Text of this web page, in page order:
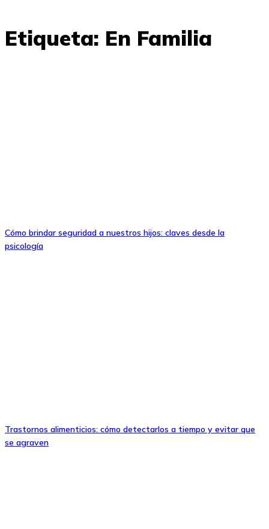
Etiqueta: En Familia
Cómo brindar seguridad a nuestros hijos: claves desde la
psicología
Trastornos alimenticios: cómo detectarlos a tiempo y evitar que
se agraven